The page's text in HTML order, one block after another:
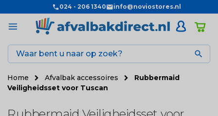
024 - 206 1340 info@noviostores.nl

Home Afvalbak accessoires
Rubbermaid
Veiligheidsset voor Tuscan